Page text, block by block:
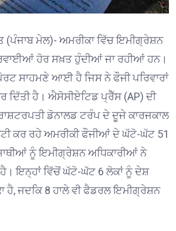
(ਪੰਜਾਬ ਮੇਲ)- ਅਮਰੀਕਾ ਵਿੱਚ ਇਮੀਗ੍ਰੇਸ਼ਨ
ਹੋਰ ਸਖ਼ਤ ਹੁੰਦੀਆਂ ਜਾ ਰਹੀਆਂ ਹਨ।
ਸਾਹਮਣੇ ਆਈ ਹੈ ਜਿਸ ਨੇ ਫੌਜੀ ਪਰਿਵਾਰਾਂ
ਦਿੱਤੀ ਹੈ। ਐਸੋਸੀਏਟਿਡ ਪ੍ਰੈੱਸ (AP) ਦੀ
ਡੋਨਾਲਡ ਟਰੰਪ ਦੇ ਦੂਜੇ ਕਾਰਜਕਾਲ
ਕਰ ਰਹੇ ਅਮਰੀਕੀ ਫੌਜੀਆਂ ਦੇ ਘੱਟੋ-ਘੱਟ 51
ਨੂੰ ਇਮੀਗ੍ਰੇਸ਼ਨ ਅਧਿਕਾਰੀਆਂ ਨੇ
ਇਨ੍ਹਾਂ ਵਿੱਚੋਂ ਘੱਟੋ-ਘੱਟ 6 ਲੋਕਾਂ ਨੂੰ ਦੇਸ਼
ਹੈ, ਜਦਕਿ 8 ਹਾਲੇ ਵੀ ਫੈਡਰਲ ਇਮੀਗ੍ਰੇਸ਼ਨ